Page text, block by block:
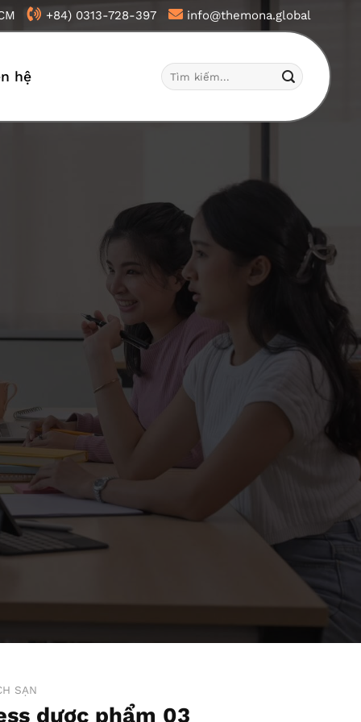
+84) 0313-728-397 info@themona.global
hệ
Tìm
kiếm:
SẠN
dược phẩm 03